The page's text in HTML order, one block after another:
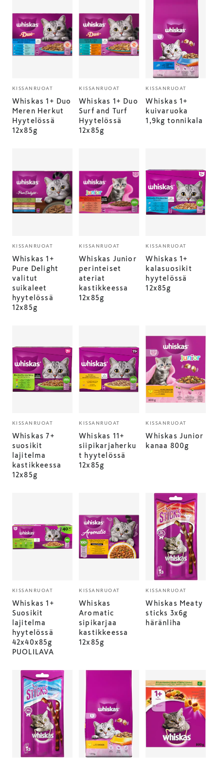
KISSANRUOAT
Whiskas 1+ Duo
Meren Herkut
Hyytelössä
12x85g
KISSANRUOAT
Whiskas 1+ Duo
Surf and Turf
Hyytelössä
12x85g
KISSANRUOAT
Whiskas 1+
kuivaruoka
1,9kg tonnikala
KISSANRUOAT
Whiskas 1+
Pure Delight
valitut
suikaleet
hyytelössä
12x85g
KISSANRUOAT
Whiskas Junior
perinteiset
ateriat
kastikkeessa
12x85g
KISSANRUOAT
Whiskas 1+
kalasuosikit
hyytelössä
12x85g
KISSANRUOAT
Whiskas 7+
suosikit
lajitelma
kastikkeessa
12x85g
KISSANRUOAT
Whiskas 11+
siipikarjaherku
t hyytelössä
12x85g
KISSANRUOAT
Whiskas Junior
kanaa 800g
KISSANRUOAT
Whiskas 1+
Suosikit
lajitelma
hyytelössä
42x40x85g
PUOLILAVA
KISSANRUOAT
Whiskas
Aromatic
sipikarjaa
kastikkeessa
12x85g
KISSANRUOAT
Whiskas Meaty
sticks 3x6g
häränliha